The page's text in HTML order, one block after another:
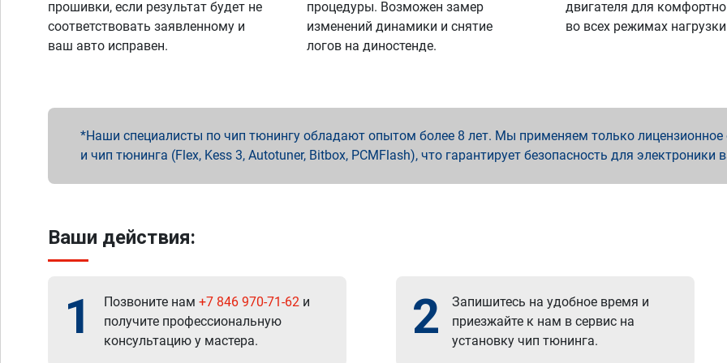
прошивки, если результат будет не
соответствовать заявленному и
ваш авто исправен.
процедуры. Возможен замер
изменений динамики и снятие
логов на диностенде.
двигателя для
во всех режимах
Наши специалисты по чип тюнингу обладают опытом более 8 лет. Мы применяем только лицензионное
и чип тюнинга (Flex, Kess 3, Autotuner, Bitbox, PCMFlash), что гарантирует безопасность для электроники
Ваши действия:
1 Позвоните нам +7 846 970-71-62 и
получите профессиональную
консультацию у мастера.
2
Запишитесь на удобное время и
приезжайте к нам в сервис на
установку чип тюнинга.